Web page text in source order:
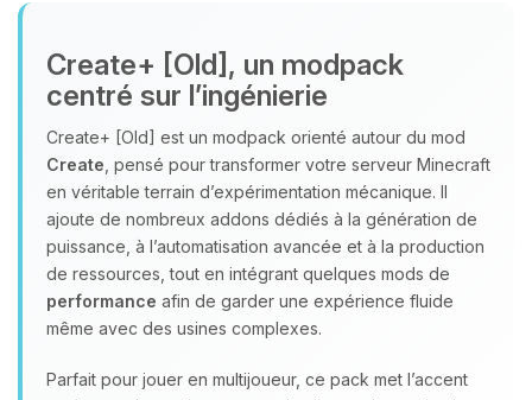
Create+ [Old], un modpack
centré sur l’ingénierie
Create+ [Old] est un modpack orienté autour du mod
Create , pensé pour transformer votre serveur Minecraft
en véritable terrain d’expérimentation mécanique. Il
ajoute de nombreux addons dédiés à la génération de
puissance, à l’automatisation avancée et à la production
de ressources, tout en intégrant quelques mods de
performance afin de garder une expérience fluide
même avec des usines complexes.
Parfait pour jouer en multijoueur, ce pack met l’accent